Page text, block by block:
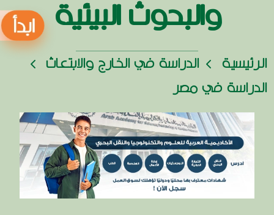
والبحوث البيئية
الرئيسية
الدراسة في الخارج والابتعاث
الدراسة في مصر